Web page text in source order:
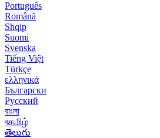
Português
Română
Shqip
Suomi
Svenska
Tiếng Việt
Türkçe
ελληνικά
Български
Русский
বাংলা
বதமிழ்
తెలుగు